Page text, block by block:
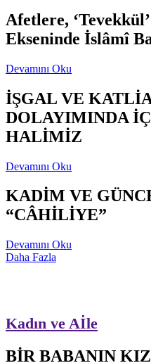
Afetlere,
Ekseninde İslâmî
Devamını Oku
İŞGAL VE
DOLAYIMINDA
HALİMİZ
Devamını Oku
KADİM VE
“CÂHİLİYE”
Devamını Oku
Daha Fazla
Kadın ve Aİle
BİR BABANIN